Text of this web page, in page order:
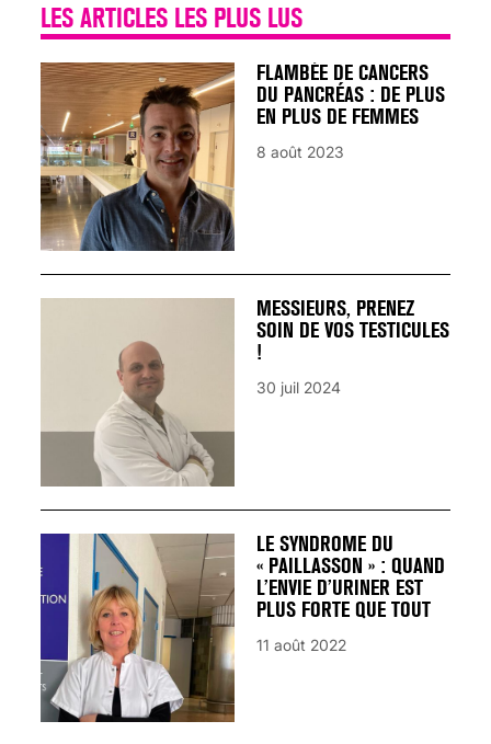
LES ARTICLES LES PLUS LUS
FLAMBÉE DE CANCERS
DU PANCRÉAS : DE PLUS
EN PLUS DE FEMMES
8 août 2023
MESSIEURS, PRENEZ
SOIN DE VOS TESTICULES
!
30 juil 2024
LE SYNDROME DU
« PAILLASSON » : QUAND
L’ENVIE D’URINER EST
PLUS FORTE QUE TOUT
11 août 2022